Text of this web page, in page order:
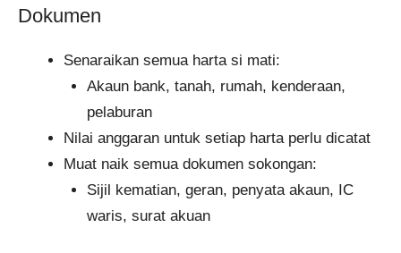
Dokumen
Senaraikan semua harta si mati:
Akaun bank, tanah, rumah, kenderaan,
pelaburan
Nilai anggaran untuk setiap harta perlu dicatat
Muat naik semua dokumen sokongan:
Sijil kematian, geran, penyata akaun, IC
waris, surat akuan